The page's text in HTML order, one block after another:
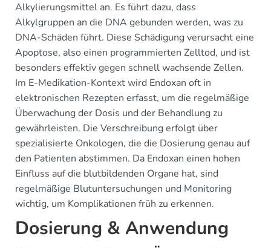
Alkylierungsmittel an. Es führt dazu, dass
Alkylgruppen an die DNA gebunden werden, was zu
DNA-Schäden führt. Diese Schädigung verursacht eine
Apoptose, also einen programmierten Zelltod, und ist
besonders effektiv gegen schnell wachsende Zellen.
Im E-Medikation-Kontext wird Endoxan oft in
elektronischen Rezepten erfasst, um die regelmäßige
Überwachung der Dosis und der Behandlung zu
gewährleisten. Die Verschreibung erfolgt über
spezialisierte Onkologen, die die Dosierung genau auf
den Patienten abstimmen. Da Endoxan einen hohen
Einfluss auf die blutbildenden Organe hat, sind
regelmäßige Blutuntersuchungen und Monitoring
wichtig, um Komplikationen früh zu erkennen.
Dosierung & Anwendung